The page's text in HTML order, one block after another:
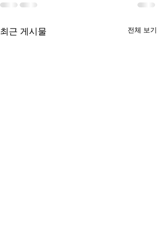
최근 게시물 전체 보기